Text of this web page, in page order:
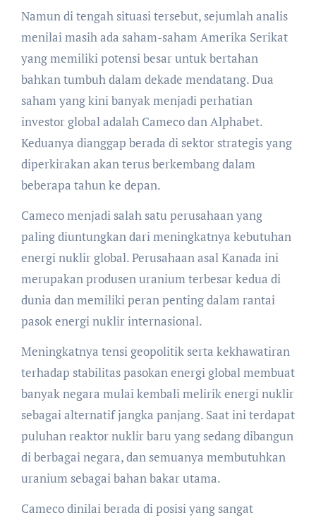
Namun di tengah situasi tersebut, sejumlah analis
menilai masih ada saham-saham Amerika Serikat
yang memiliki potensi besar untuk bertahan
bahkan tumbuh dalam dekade mendatang. Dua
saham yang kini banyak menjadi perhatian
investor global adalah Cameco dan Alphabet.
Keduanya dianggap berada di sektor strategis yang
diperkirakan akan terus berkembang dalam
beberapa tahun ke depan.
Cameco menjadi salah satu perusahaan yang
paling diuntungkan dari meningkatnya kebutuhan
energi nuklir global. Perusahaan asal Kanada ini
merupakan produsen uranium terbesar kedua di
dunia dan memiliki peran penting dalam rantai
pasok energi nuklir internasional.
Meningkatnya tensi geopolitik serta kekhawatiran
terhadap stabilitas pasokan energi global membuat
banyak negara mulai kembali melirik energi nuklir
sebagai alternatif jangka panjang. Saat ini terdapat
puluhan reaktor nuklir baru yang sedang dibangun
di berbagai negara, dan semuanya membutuhkan
uranium sebagai bahan bakar utama.
Cameco dinilai berada di posisi yang sangat